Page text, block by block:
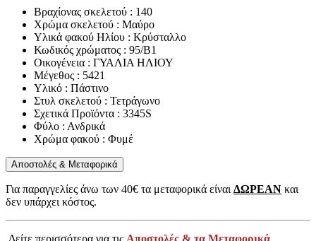
Βραχίονας σκελετού : 140
Χρώμα σκελετού : Μαύρο
Υλικά φακού Ηλίου : Κρύσταλλο
Κωδικός χρώματος : 95/B1
Οικογένεια : ΓΥΑΛΙΑ ΗΛΙΟΥ
Μέγεθος : 5421
Υλικό : Πάστινο
Στυλ σκελετού : Τετράγωνο
Σχετικά Προϊόντα : 3345S
Φύλο : Ανδρικά
Χρώμα φακού : Φυμέ
Αποστολές & Μεταφορικά
Για παραγγελίες άνω των 40€ τα μεταφορικά είναιΔΩΡΕΑΝ και
δεν υπάρχει κόστος.